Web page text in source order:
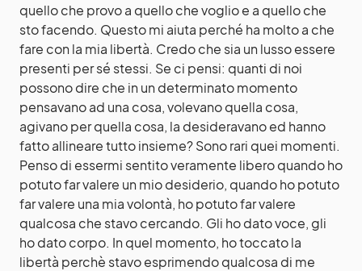
quello che provo a quello che voglio e a quello che
sto facendo. Questo mi aiuta perché ha molto a che
fare con la mia libertà. Credo che sia un lusso essere
presenti per sé stessi. Se ci pensi: quanti di noi
possono dire che in un determinato momento
pensavano ad una cosa, volevano quella cosa,
agivano per quella cosa, la desideravano ed hanno
fatto allineare tutto insieme? Sono rari quei momenti.
Penso di essermi sentito veramente libero quando ho
potuto far valere un mio desiderio, quando ho potuto
far valere una mia volontà, ho potuto far valere
qualcosa che stavo cercando. Gli ho dato voce, gli
ho dato corpo. In quel momento, ho toccato la
libertà perchè stavo esprimendo qualcosa di me